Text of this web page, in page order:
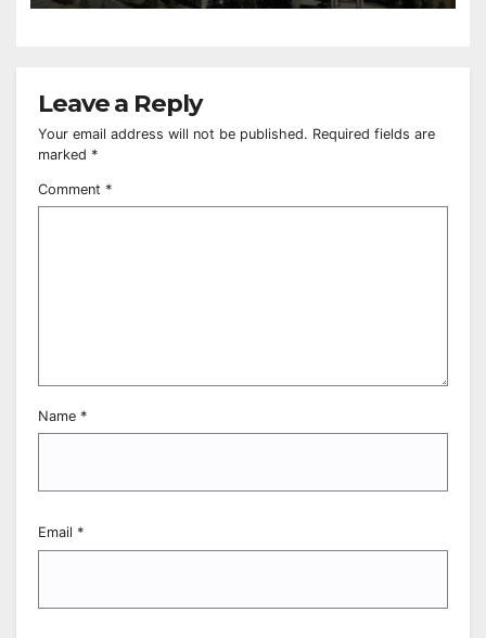
Leave a Reply
Your email address will not be published. Required fields are
marked *
Comment *
Name *
Email *